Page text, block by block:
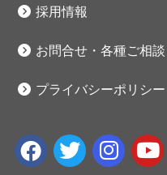
採用情報
お問合せ・各種ご相談
プライバシーポリシー